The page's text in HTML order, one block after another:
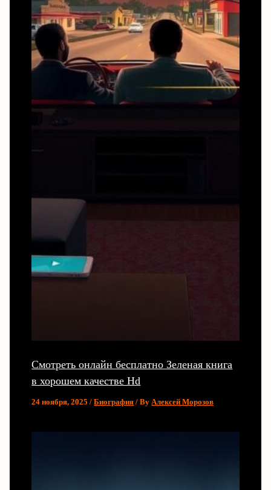
Смотреть онлайн бесплатно Зеленая книга
в хорошем качестве Hd
24 ноября, 2025/Биография / By Алексей Морозов